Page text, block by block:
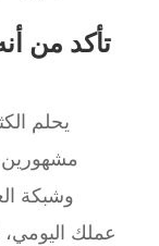
يحلم
وشبكة
عملك